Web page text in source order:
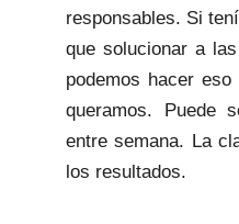
responsables. Si
que solucionar a
podemos hacer
queramos. Puede
entre semana. La
los resultados.